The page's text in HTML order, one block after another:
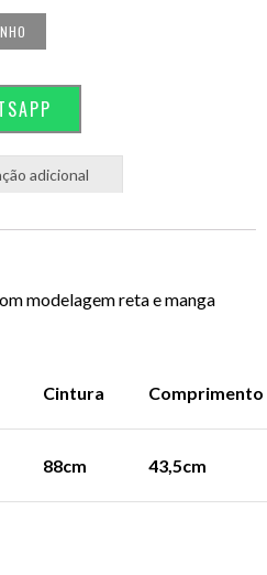
modelagem reta e manga
Cintura Comprimento
88cm 43,5cm